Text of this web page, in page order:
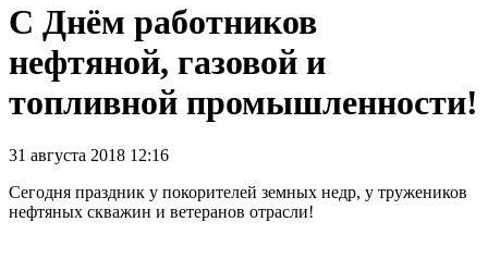
C Днём работников
нефтяной, газовой и
топливной промышленности!
31 августа 2018 12:16
Сегодня праздник у покорителей земных недр, у тружеников
нефтяных скважин и ветеранов отрасли!